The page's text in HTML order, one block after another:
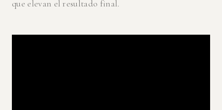
que elevan el resultado final.